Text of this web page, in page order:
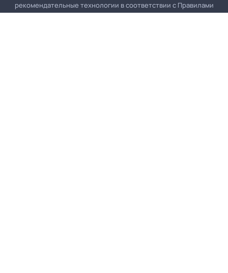
рекомендательные технологии в соответствии с Правилами